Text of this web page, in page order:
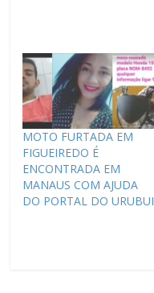
MOTO FURTADA EM
FIGUEIREDO É
ENCONTRADA EM
MANAUS COM AJUDA
DO PORTAL DO URUBUI